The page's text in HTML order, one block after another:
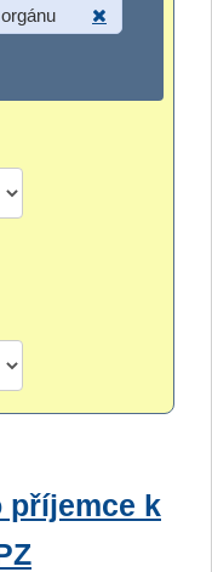
příjemce k